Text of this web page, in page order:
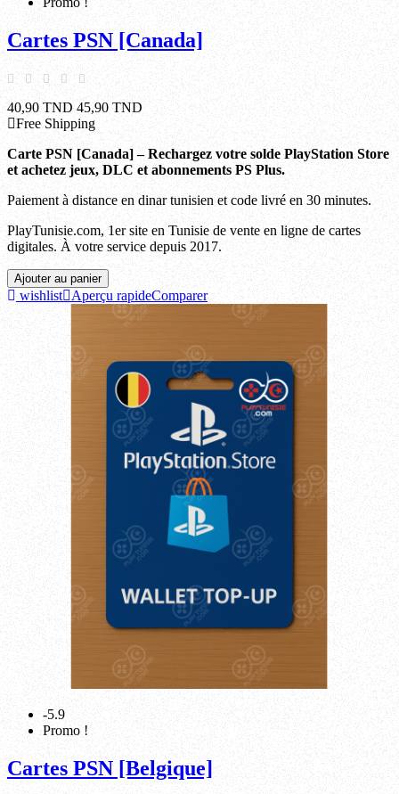
Cartes PSN [Canada]
40,90 TND 45,90 TND
Free Shipping
Carte PSN [Canada] – Rechargez votre solde PlayStation Store
et achetez jeux, DLC et abonnements PS Plus.
Paiement à distance en dinar tunisien et code livré en 30 minutes.
PlayTunisie.com, 1er site en Tunisie de vente en ligne de cartes
digitales. À votre service depuis 2017.
Ajouter au panier
wishlist Aperçu rapideComparer
-5.9
Promo !
Cartes PSN [Belgique]